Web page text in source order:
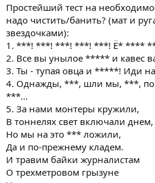
Простейший тест на
надо чистить/банить? (мат и
звездочками):
1. ***! ***! ***! ***! ***! Ё* ****
2. Все вы унылое ***** и кавес
3. Ты - тупая овца и *****! Иди
4. Однажды, ***, шли мы, ***, по
***...
5. За нами монтеры кружили,
В тоннелях свет включали днем,
Но мы на это *** ложили,
Да и по-прежнему кладем.
И травим байки журналистам
О трехметровом грызуне